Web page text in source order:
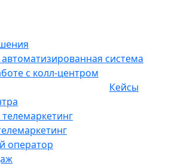
система
с колл-центром
оператор
Кейсы